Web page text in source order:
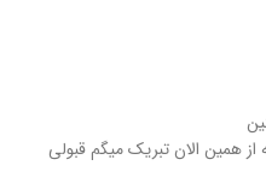
همین الان تبریک میگم قبولی